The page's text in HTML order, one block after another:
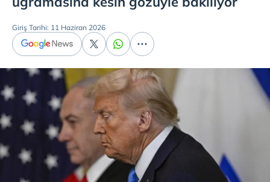
Giriş Tarihi: 11 Haziran 2026